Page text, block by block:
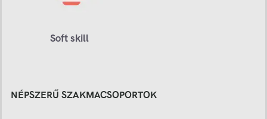
Soft skill
NÉPSZERŰ SZAKMACSOPORTOK